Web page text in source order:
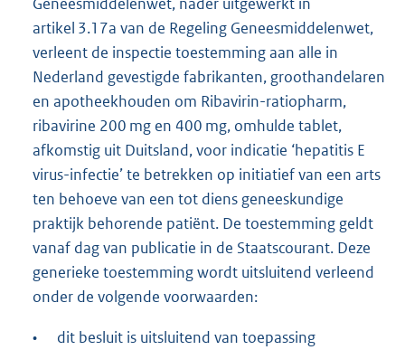
Geneesmiddelenwet, nader uitgewerkt in
artikel 3.17a van de Regeling Geneesmiddelenwet,
verleent de inspectie toestemming aan alle in
Nederland gevestigde fabrikanten, groothandelaren
en apotheekhouden om Ribavirin-ratiopharm,
ribavirine 200 mg en 400 mg, omhulde tablet,
afkomstig uit Duitsland, voor indicatie ‘hepatitis E
virus-infectie’ te betrekken op initiatief van een arts
ten behoeve van een tot diens geneeskundige
praktijk behorende patiënt. De toestemming geldt
vanaf dag van publicatie in de Staatscourant. Deze
generieke toestemming wordt uitsluitend verleend
onder de volgende voorwaarden:
•
dit besluit is uitsluitend van toepassing